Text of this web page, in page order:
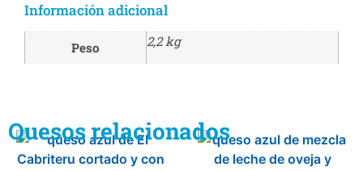
Información adicional
Peso 2,2 kg
Quesos relacionados